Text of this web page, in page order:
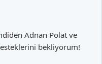
Adnan Polat ve
bekliyorum!